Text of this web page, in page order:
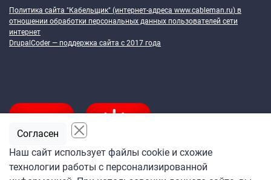
Политика сайта "Кабельщик" (интернет-адреса www.cableman.ru) в
отношении обработки персональных данных пользователей сети
интернет
DrupalCoder — поддержка сайта c 2017 года
Наш сайт использует файлы cookie и схожие
технологии работы с персонализированной
Согласен